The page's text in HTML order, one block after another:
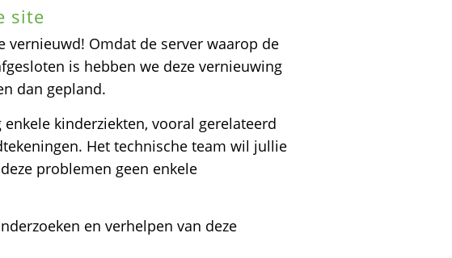
site
vernieuwd! Omdat de server waarop de
is hebben we deze vernieuwing
dan gepland.
kinderziekten, vooral gerelateerd
Het technische team wil jullie
problemen geen enkele
en verhelpen van deze